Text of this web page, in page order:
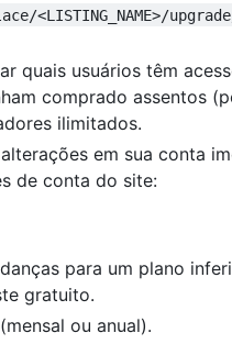
upgrade/
quais usuários têm
comprado assentos
ilimitados.
em sua conta
de conta do site:
para um plano
gratuito.
ou anual).